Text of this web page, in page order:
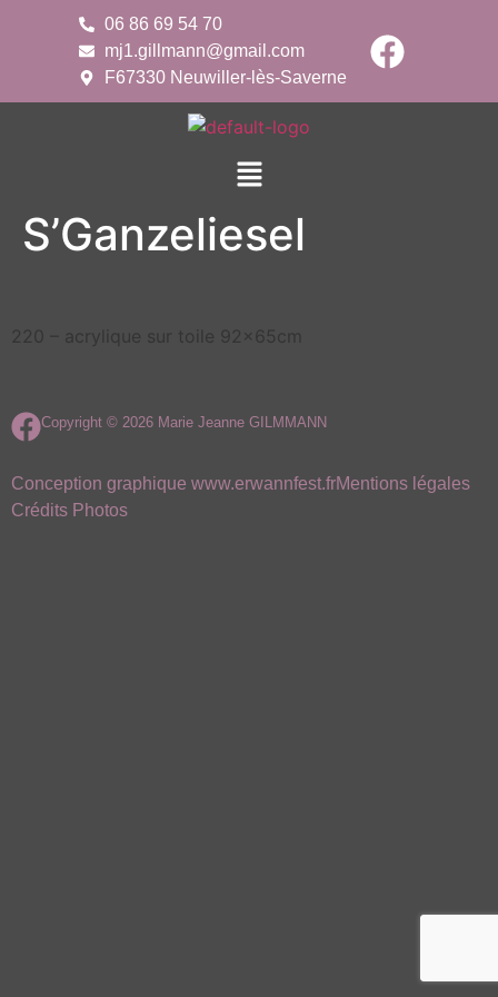
06 86 69 54 70
mj1.gillmann@gmail.com
F67330 Neuwiller-lès-Saverne
S’Ganzeliesel
220 – acrylique sur toile 92x65cm
Copyright © 2026 Marie Jeanne GILMMANN
Conception graphique www.erwannfest.frMentions légales
Crédits Photos